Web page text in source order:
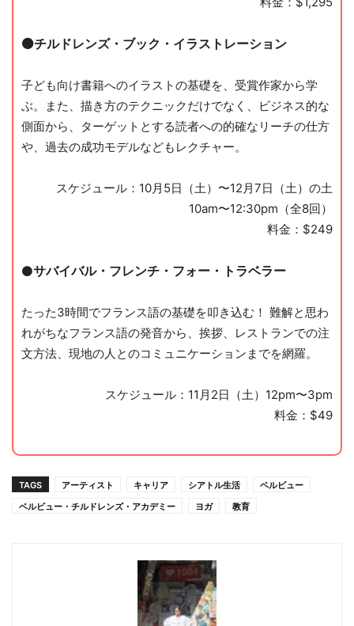
⚫️チルドレンズ・ブック・イラストレーション
子ども向け書籍へのイラストの基礎を、受賞作家から学
ぶ。また、描き方のテクニックだけでなく、ビジネス的な
側面から、ターゲットとする読者への的確なリーチの仕方
や、過去の成功モデルなどもレクチャー。
スケジュール：10月5日（土）〜12月7日（土）の土
10am〜12:30pm（全8回）
料金：$249
⚫️サバイバル・フレンチ・フォー・トラベラー
たった3時間でフランス語の基礎を叩き込む！ 難解と思わ
れがちなフランス語の発音から、挨拶、レストランでの注
文方法、現地の人とのコミュニケーションまでを網羅。
スケジュール：11月2日（土）12pm〜3pm
料金：$49
TAGS アーティスト キャリア シアトル生活
ベルビュー
ベルビュー・チルドレンズ・アカデミー
ヨガ 教育